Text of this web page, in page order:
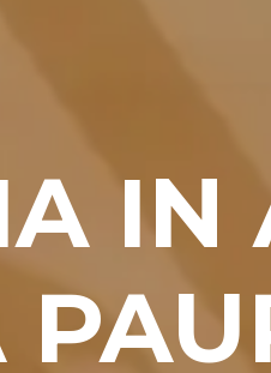
IN